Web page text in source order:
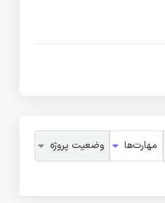
مهارت‌ها وضعیت پروژه